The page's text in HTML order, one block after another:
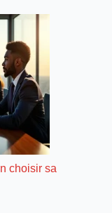
choisir sa